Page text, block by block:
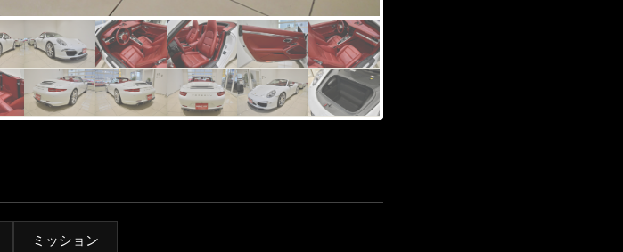
ミッション